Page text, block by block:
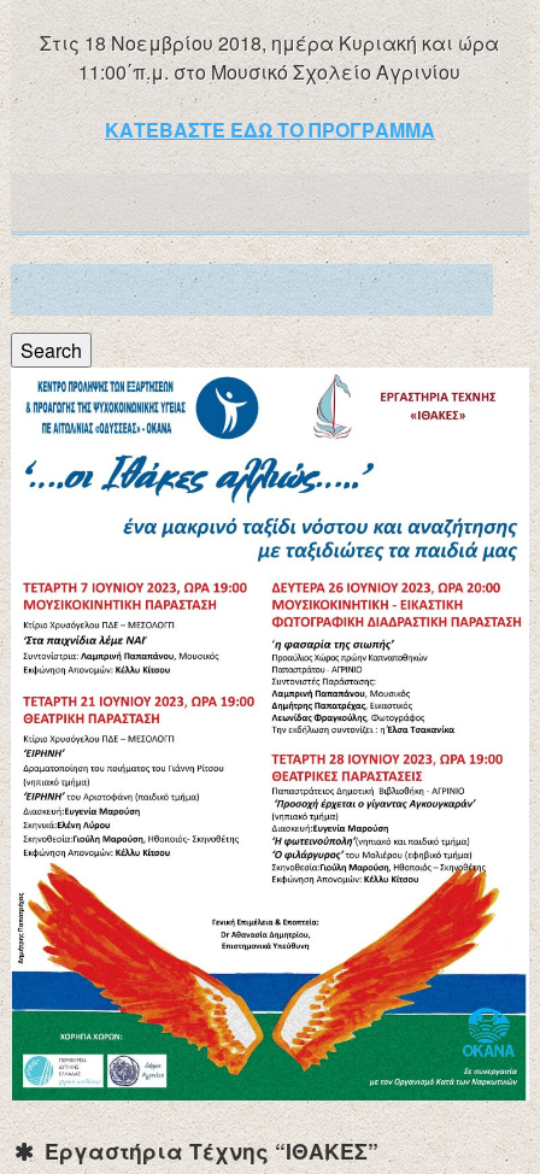
Στις 18 Νοεμβρίου 2018, ημέρα Κυριακή και ώρα
11:00΄π.μ. στο Μουσικό Σχολείο Αγρινίου
ΚΑΤΕΒΑΣΤΕ ΕΔΩ ΤΟ ΠΡΟΓΡΑΜΜΑ
Search
for:
Search
Εργαστήρια Τέχνης “ΙΘΑΚΕΣ”